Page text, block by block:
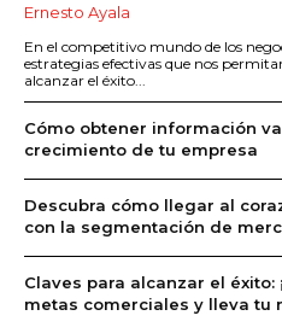
Ernesto Ayala
En el competitivo mundo de los
estrategias efectivas que nos
alcanzar el éxito...
Cómo obtener información
crecimiento de tu empresa
Descubra cómo llegar al
con la segmentación de
Claves para alcanzar el
metas comerciales y lleva tu